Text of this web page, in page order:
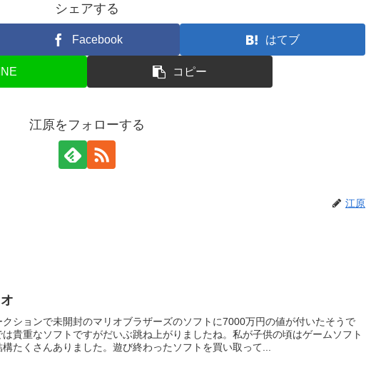
シェアする
Facebook はてブ
コピー
江原をフォローする
江原
クションで未開封のマリオブラザーズのソフトに7000万円の値が付いたそうで
貴重なソフトですがだいぶ跳ね上がりましたね。私が子供の頃はゲームソフト
たくさんありました。遊び終わったソフトを買い取って...